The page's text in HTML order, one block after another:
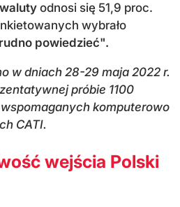
odnosi się 51,9 proc.
wybrało
powiedzieć".
w dniach 28-29 maja 2022 r.
próbie 1100
komputerowo
CATI.
wejścia Polski